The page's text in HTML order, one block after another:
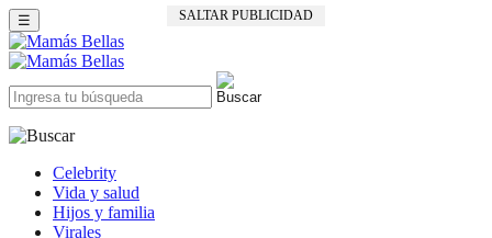
SALTAR PUBLICIDAD
☰
Celebrity
Vida y salud
Hijos y familia
Virales